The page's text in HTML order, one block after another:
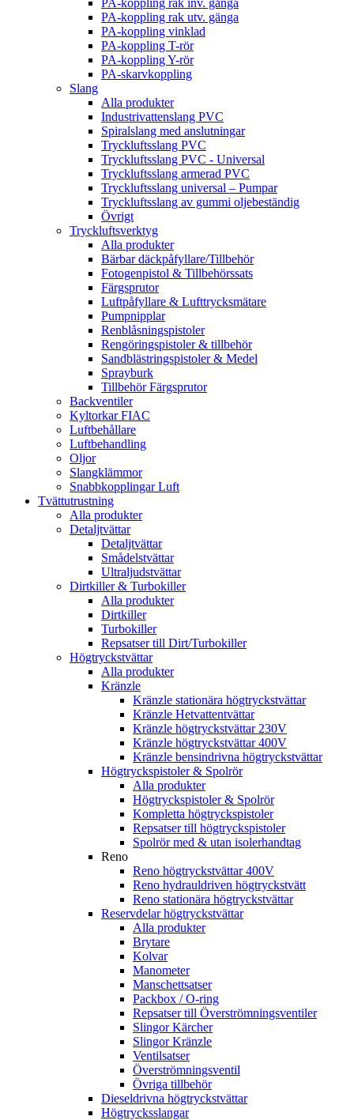
PA-koppling rak inv. gänga
PA-koppling rak utv. gänga
PA-koppling vinklad
PA-koppling T-rör
PA-koppling Y-rör
PA-skarvkoppling
Slang
Alla produkter
Industrivattenslang PVC
Spiralslang med anslutningar
Tryckluftsslang PVC
Tryckluftsslang PVC - Universal
Tryckluftsslang armerad PVC
Tryckluftsslang universal – Pumpar
Tryckluftsslang av gummi oljebeständig
Övrigt
Tryckluftsverktyg
Alla produkter
Bärbar däckpåfyllare/Tillbehör
Fotogenpistol & Tillbehörssats
Färgsprutor
Luftpåfyllare & Lufttrycksmätare
Pumpnipplar
Renblåsningspistoler
Rengöringspistoler & tillbehör
Sandblästringspistoler & Medel
Sprayburk
Tillbehör Färgsprutor
Backventiler
Kyltorkar FIAC
Luftbehållare
Luftbehandling
Oljor
Slangklämmor
Snabbkopplingar Luft
Tvättutrustning
Alla produkter
Detaljtvättar
Detaljtvättar
Smådelstvättar
Ultraljudstvättar
Dirtkiller & Turbokiller
Alla produkter
Dirtkiller
Turbokiller
Repsatser till Dirt/Turbokiller
Högtryckstvättar
Alla produkter
Kränzle
Kränzle stationära högtryckstvättar
Kränzle Hetvattentvättar
Kränzle högtryckstvättar 230V
Kränzle högtryckstvättar 400V
Kränzle bensindrivna högtryckstvättar
Högtryckspistoler & Spolrör
Alla produkter
Högtryckspistoler & Spolrör
Kompletta högtryckspistoler
Repsatser till högtryckspistoler
Spolrör med & utan isolerhandtag
Reno
Reno högtryckstvättar 400V
Reno hydrauldriven högtryckstvätt
Reno stationära högtryckstvättar
Reservdelar högtryckstvättar
Alla produkter
Brytare
Kolvar
Manometer
Manschettsatser
Packbox / O-ring
Repsatser till Överströmningsventiler
Slingor Kärcher
Slingor Kränzle
Ventilsatser
Överströmningsventil
Övriga tillbehör
Dieseldrivna högtryckstvättar
Högtrycksslangar